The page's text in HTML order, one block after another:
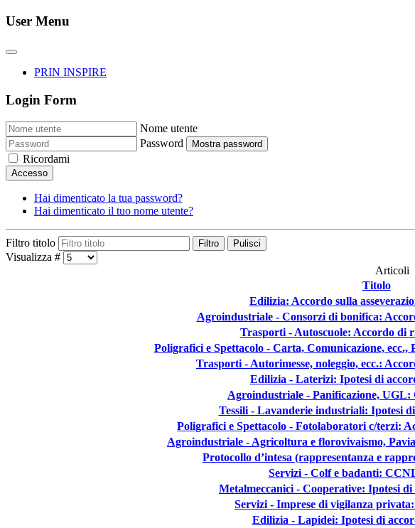
User Menu
PRIN INSPIRE
Login Form
Nome utente
Password
Mostra password
Ricordami
Accesso
Hai dimenticato la tua password?
Hai dimenticato il tuo nome utente?
Filtro titolo Filtro Pulisci
Visualizza #
Articoli
Titolo
Edilizia: Accordo sulla
Agroindustriale - Consorzi di bonifica:
Trasporti - Autoscuole: Accordo di
Poligrafici e Spettacolo - Carta, Comunicazione,
Trasporti - Autorimesse, noleggio, ecc.:
Edilizia - Laterizi: Ipotesi di
Agroindustriale - Panificazione, UGL:
Tessili - Lavanderie industriali: Ipotesi
Poligrafici e Spettacolo - Fotolaboratori c/terzi:
Agroindustriale - Agricoltura e florovivaismo,
Protocollo d’intesa (rappresentanza e
Servizi - Colf e badanti:
Metalmeccanici - Cooperative: Ipotesi di
Servizi - Imprese di vigilanza
Edilizia - Lapidei: Ipotesi di